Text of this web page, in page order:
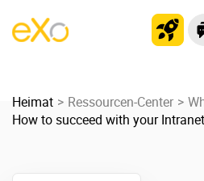
kollaborationsplattform
Soziales Netzwerk
Heimat Ressourcen-Center
How to succeed with your